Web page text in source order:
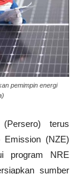
pemimpin energi
terus
Emission (NZE)
program NRE
sumber